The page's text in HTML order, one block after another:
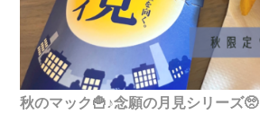
秋のマック🍟♪念願の月見シリーズ🥺